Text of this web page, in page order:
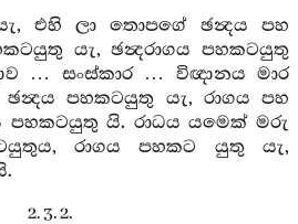
එහි ලා තොපගේ ඡන්‍දය පහ
යැ, ඡන්‍දරාගය පහකටයුතු
… සංස්කාර … විඥානය මාර
පහකටයුතු යැ, රාගය පහ
පහකටයුතු යි. රාධය යමෙක් මරු
රාගය පහකට යුතු යැ,
2. 3. 2.